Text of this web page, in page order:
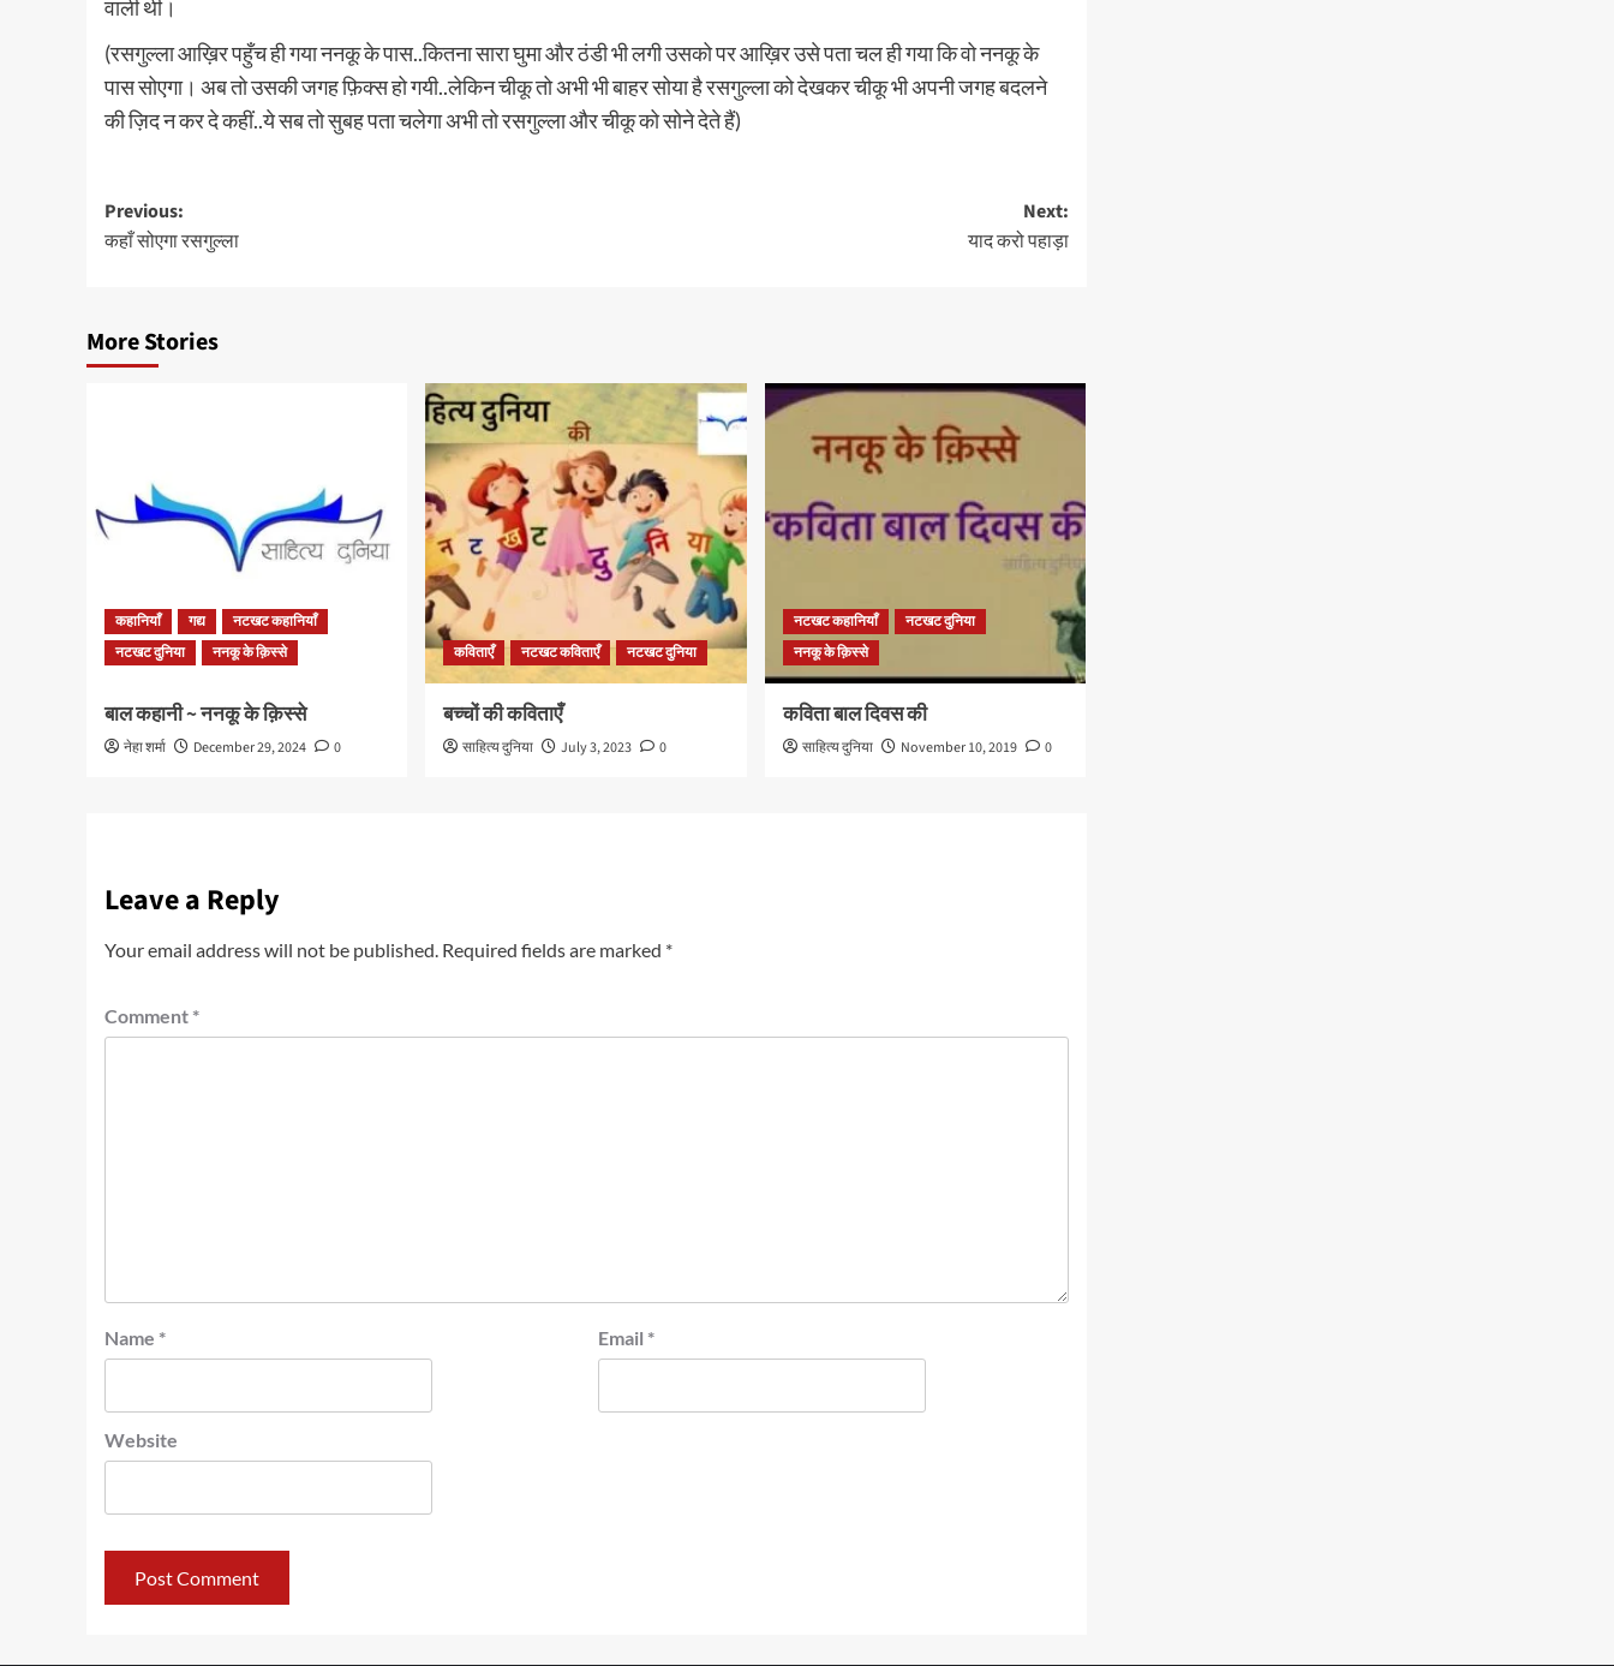
वाली थी।
(रसगुल्ला आख़िर पहुँच ही गया ननकू के पास..कितना सारा घुमा और ठंडी भी लगी उसको पर आख़िर उसे पता चल ही गया कि वो ननकू के
पास सोएगा। अब तो उसकी जगह फ़िक्स हो गयी..लेकिन चीकू तो अभी भी बाहर सोया है रसगुल्ला को देखकर चीकू भी अपनी जगह बदलने
की ज़िद न कर दे कहीं..ये सब तो सुबह पता चलेगा अभी तो रसगुल्ला और चीकू को सोने देते हैं)
Post
navigation
Previous:
कहाँ सोएगा रसगुल्ला
Next:
याद करो पहाड़ा
More Stories
कहानियाँ गद्य
नटखट कहानियाँ
नटखट दुनिया
ननकू के क़िस्से
बाल कहानी ~ ननकू के क़िस्से
नेहा शर्मा December 29, 2024 0
कविताएँ नटखट कविताएँ नटखट दुनिया
बच्चों की कविताएँ
साहित्य दुनिया July 3, 2023 0
नटखट कहानियाँ
नटखट दुनिया
ननकू के क़िस्से
कविता बाल दिवस की
साहित्य दुनिया November 10, 2019 0
Leave a Reply
Your email address will not be published. Required fields are marked *
Comment *
Name * Email *
Website